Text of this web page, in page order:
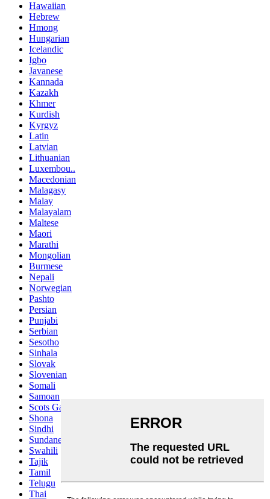
Hawaiian
Hebrew
Hmong
Hungarian
Icelandic
Igbo
Javanese
Kannada
Kazakh
Khmer
Kurdish
Kyrgyz
Latin
Latvian
Lithuanian
Luxembou..
Macedonian
Malagasy
Malay
Malayalam
Maltese
Maori
Marathi
Mongolian
Burmese
Nepali
Norwegian
Pashto
Persian
Punjabi
Serbian
Sesotho
Sinhala
Slovak
Slovenian
Somali
Samoan
Scots Gaelic
Shona
Sindhi
Sundanese
Swahili
Tajik
Tamil
Telugu
Thai